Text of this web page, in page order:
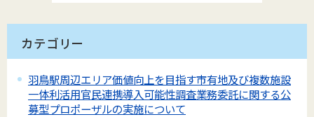
カテゴリー
羽鳥駅周辺エリア価値向上を目指す市有地及び複数施設
一体利活用官民連携導入可能性調査業務委託に関する公
募型プロポーザルの実施について